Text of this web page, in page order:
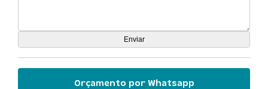
Orçamento por Whatsapp